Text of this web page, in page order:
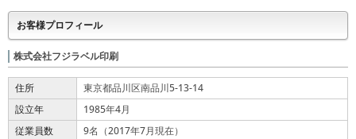
お客様プロフィール
株式会社フジラベル印刷
住所
東京都品川区南品川5-13-14
設立年
1985年4月
従業員数
9名（2017年7月現在）